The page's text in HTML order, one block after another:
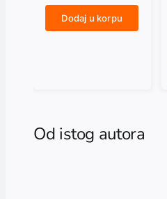
Dodaj u korpu
Od istog autora